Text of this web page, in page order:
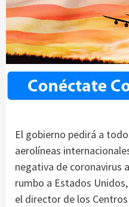
El gobierno pedirá a
aerolíneas
negativa de coronavirus
rumbo a Estados
el director de los